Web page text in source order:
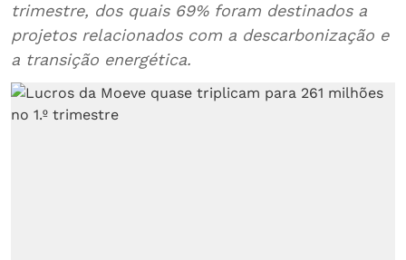
trimestre, dos quais 69% foram destinados a
projetos relacionados com a descarbonização e
a transição energética.